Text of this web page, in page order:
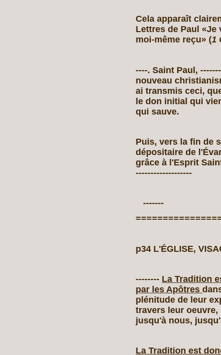
Cela apparaît
Lettres de Paul
moi‑même reçu» (1
----. Saint Paul,
nouveau
ai transmis ceci,
le don initial qui
qui sauve.
Puis, vers la fin de
dépositaire de
grâce à l'Esprit
-------------------
-------
p34 L'ÉGLISE,
-------- La Tradition
par les Apôtres
plénitude de leur
travers leur
jusqu'à nous,
La Tradition est